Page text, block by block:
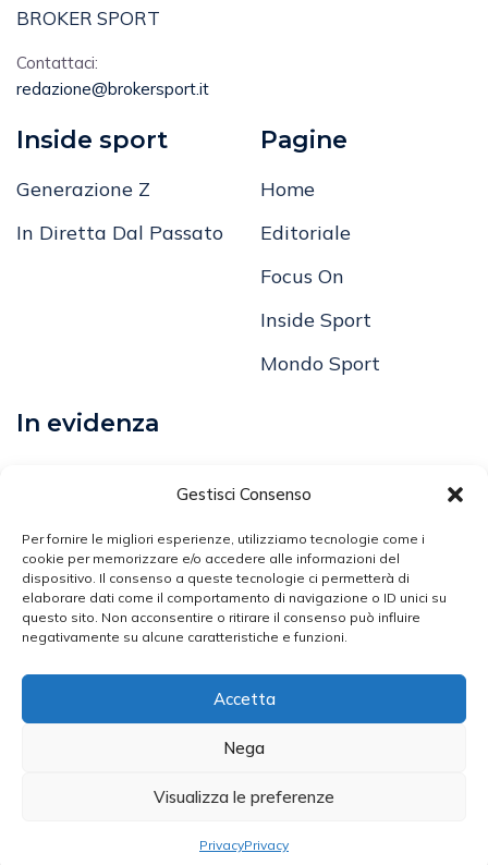
Gestisci Consenso
Per fornire le migliori esperienze, utilizziamo tecnologie come i
cookie per memorizzare e/o accedere alle informazioni del
dispositivo. Il consenso a queste tecnologie ci permetterà di
elaborare dati come il comportamento di navigazione o ID unici su
questo sito. Non acconsentire o ritirare il consenso può influire
negativamente su alcune caratteristiche e funzioni.
Accetta
Nega
Visualizza le preferenze
PrivacyPrivacy
BROKER SPORT
Contattaci:
redazione@brokersport.it
Inside sport
Generazione Z
In Diretta Dal Passato
Pagine
Home
Editoriale
Focus On
Inside Sport
Mondo Sport
In evidenza
Volley
Arti Marziali
Atletica Leggera
Iscritta Presso Il Registro Della Stampa Del Tribunale Di